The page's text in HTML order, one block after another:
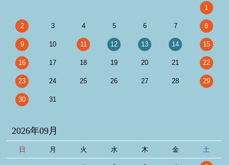
1
2 3 4 5 6 7 8
9 10 11 12 13 14 15
16 17 18 19 20 21 22
23 24 25 26 27 28 29
30 31
2026年09月
日 月 火 水 木 金 土